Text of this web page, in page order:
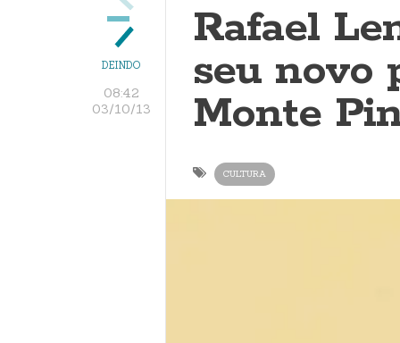
DEINDO
08:42
03/10/13
Rafael
seu novo
Monte
CULTURA